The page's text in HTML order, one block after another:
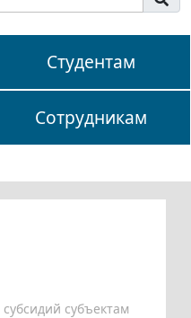
Студентам
Сотрудникам
субъектам